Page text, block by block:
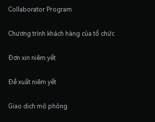
Collaborator Program
Chương trình khách hàng của tổ chức
Đơn xin niêm yết
Đề xuất niêm yết
Giao dịch mô phỏng